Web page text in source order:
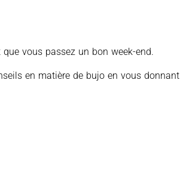
vous passez un bon week-end.
en matière de bujo en vous donnant